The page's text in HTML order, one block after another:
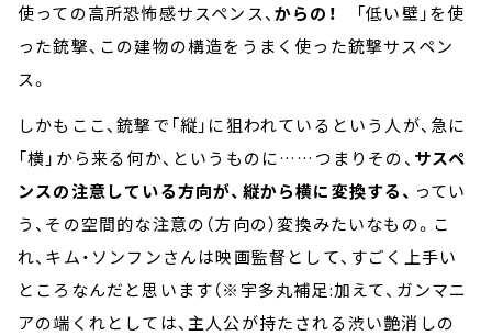
使っての高所恐怖感サスペンス、からの！
「低い壁」を使
った銃撃、この建物の構造をうまく使った銃撃サスペン
ス。
しかもここ、銃撃で「縦」に狙われているという人が、急に
「横」から来る何か、というものに……つまりその、 サスペ
ンスの注意している方向が、縦から横に変換する、 ってい
う、その空間的な注意の（方向の）変換みたいなもの。こ
れ、キム・ソンフンさんは映画監督として、すごく上手い
ところなんだと思います（※宇多丸補足:加えて、ガンマニ
アの端くれとしては、主人公が持たされる渋い艶消しの